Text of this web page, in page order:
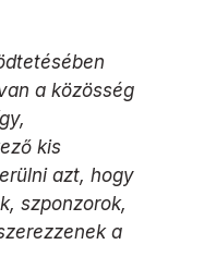
a közösség
kis
azt, hogy
szponzorok,
a